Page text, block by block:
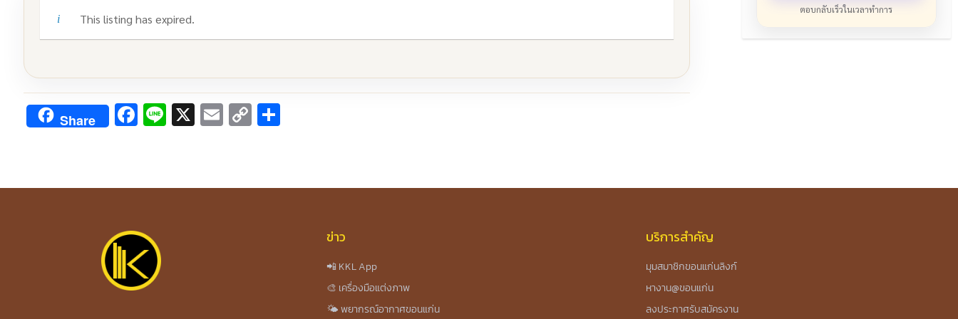
This listing has expired.
Share Facebook
Line
X Email
Copy
ตอบกลับเร็วในเวลาทำการ
ข่าว
📲 KKL App
🎨 เครื่องมือแต่งภาพ
🌤️ พยากรณ์อากาศขอนแก่น
บริการสำคัญ
มุมสมาชิกขอนแก่นลิงก์
หางาน@ขอนแก่น
ลงประกาศรับสมัครงาน